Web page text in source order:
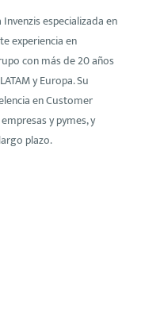
especializada en
experiencia en
con más de 20 años
y Europa. Su
en Customer
y pymes, y
plazo.